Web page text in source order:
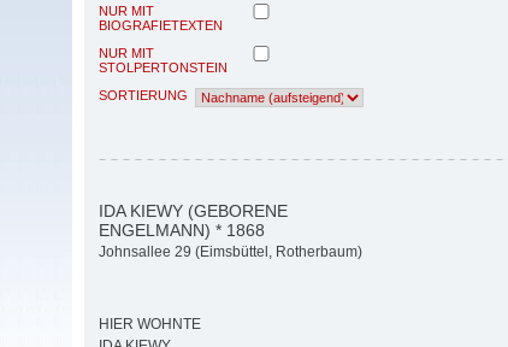
NUR MIT
BIOGRAFIETEXTEN
NUR MIT
STOLPERTONSTEIN
SORTIERUNG
IDA KIEWY (GEBORENE
ENGELMANN) * 1868
Johnsallee 29 (Eimsbüttel, Rotherbaum)
HIER WOHNTE